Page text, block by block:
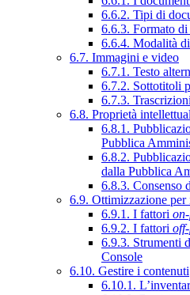
6.6.2. Tipi di
6.6.3. Formato
6.6.4. Modalità
6.7. Immagini e video
6.7.1. Testo
6.7.2. Sottotitoli
6.7.3.
6.8. Proprietà
6.8.1.
Pubblica
6.8.2.
dalla Pubblica
6.8.3. Consenso
6.9. Ottimizzazione
6.9.1. I fattori
6.9.2. I fattori
6.9.3. Strumenti
Console
6.10. Gestire i contenuti
6.10.1.